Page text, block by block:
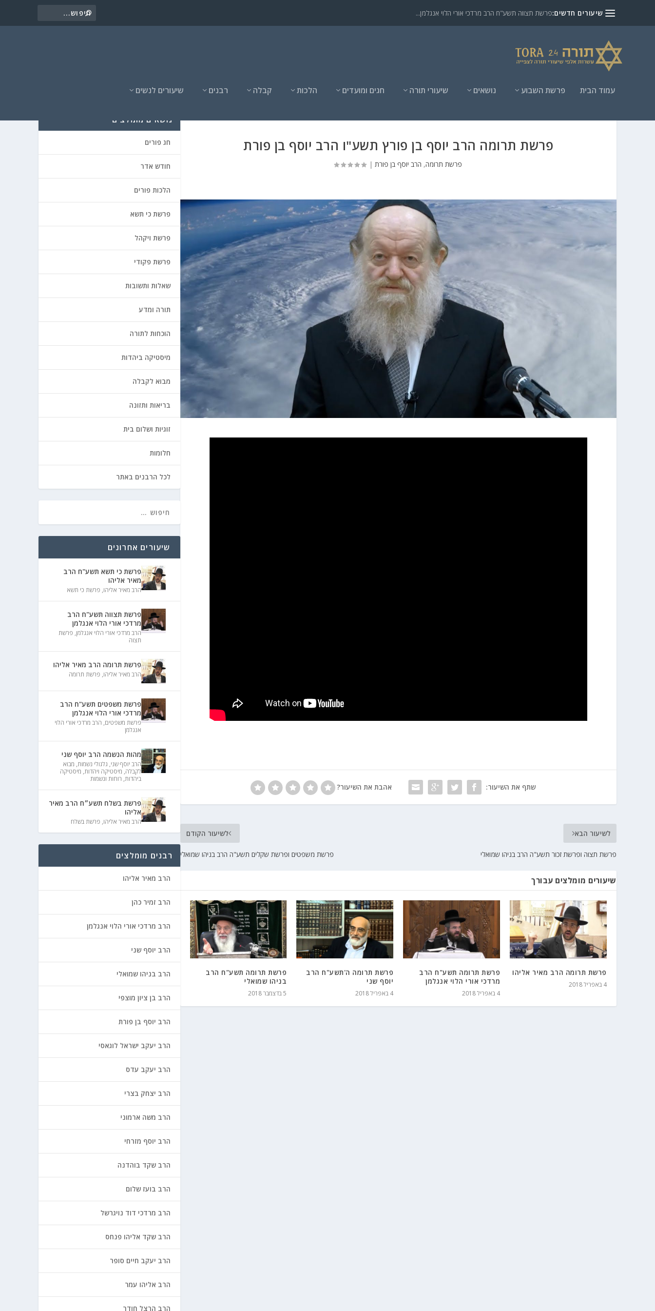
שיעורים חדשים:פרשת תצווה תשע"ח הרב מרדכי אורי הלוי אנגלמן...
עמוד הבית פרשת השבוע נושאים שיעורי תורה חגים ומועדים הלכות קבלה רבנים שיעורים לנשים
פרשת תרומה הרב יוסף בן פורץ תשע"ו הרב יוסף בן פורת
פרשת תרומה, הרב יוסף בן פורת |
שתף את השיעור: אהבת את השיעור?
לשיעור הקודם
פרשת משפטים ופרשת שקלים תשע"ה הרב בניהו שמואלי
לשיעור הבא
פרשת תצוה ופרשת זכור תשע"ה הרב בניהו שמואלי
שיעורים מומלצים עבורך
פרשת תרומה הרב מאיר אליהו
4 באפריל 2018
פרשת תרומה תשע"ח הרב
מרדכי אורי הלוי אנגלמן
4 באפריל 2018
פרשת תרומה ה'תשע"ח הרב
יוסף שני
4 באפריל 2018
פרשת תרומה תשע"ח הרב
בניהו שמואלי
5 בדצמבר 2018
נושאים מומלצים
חג פורים
חודש אדר
הלכות פורים
פרשת כי תשא
פרשת ויקהל
פרשת פקודי
שאלות ותשובות
תורה ומדע
הוכחות לתורה
מיסטיקה ביהדות
מבוא לקבלה
בריאות ותזונה
זוגיות ושלום בית
חלומות
לכל הרבנים באתר
שיעורים אחרונים
פרשת כי תשא תשע"ח הרב
מאיר אליהו
הרב מאיר אליהו, פרשת כי תשא
פרשת תצווה תשע"ח הרב
מרדכי אורי הלוי אנגלמן
הרב מרדכי אורי הלוי אנגלמן, פרשת
תצוה
פרשת תרומה הרב מאיר אליהו
הרב מאיר אליהו, פרשת תרומה
פרשת משפטים תשע"ח הרב
מרדכי אורי הלוי אנגלמן
פרשת משפטים, הרב מרדכי אורי הלוי
אנגלמן
מהות הנשמה הרב יוסף שני
הרב יוסף שני, גלגולי נשמות, מבוא
לקבלה, מיסטיקה ויהדות, מיסטיקה
ביהדות, רוחות ונשמות
פרשת בשלח תשע״ח הרב מאיר
אליהו
הרב מאיר אליהו, פרשת בשלח
רבנים מומלצים
הרב מאיר אליהו
הרב זמיר כהן
הרב מרדכי אורי הלוי אנגלמן
הרב יוסף שני
הרב בניהו שמואלי
הרב בן ציון מוצפי
הרב יוסף בן פורת
הרב יעקב ישראל לוגאסי
הרב יעקב עדס
הרב יצחק בצרי
הרב משה ארמוני
הרב יוסף מזרחי
הרב שקד בוהדנה
הרב בועז שלום
הרב מרדכי דוד נויגרשל
הרב שקד אליהו פנחס
הרב יעקב חיים סופר
הרב אליהו עמר
הרב הרצל חודר